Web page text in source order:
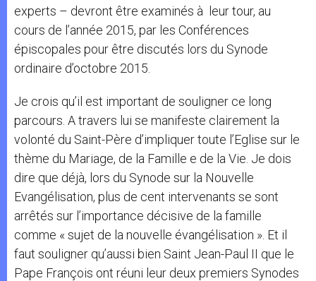
experts – devront être examinés à leur tour, au
cours de l’année 2015, par les Conférences
épiscopales pour être discutés lors du Synode
ordinaire d’octobre 2015.
Je crois qu’il est important de souligner ce long
parcours. A travers lui se manifeste clairement la
volonté du Saint-Père d’impliquer toute l’Eglise sur le
thème du Mariage, de la Famille e de la Vie. Je dois
dire que déjà, lors du Synode sur la Nouvelle
Evangélisation, plus de cent intervenants se sont
arrêtés sur l’importance décisive de la famille
comme « sujet de la nouvelle évangélisation ». Et il
faut souligner qu’aussi bien Saint Jean-Paul II que le
Pape François ont réuni leur deux premiers Synodes